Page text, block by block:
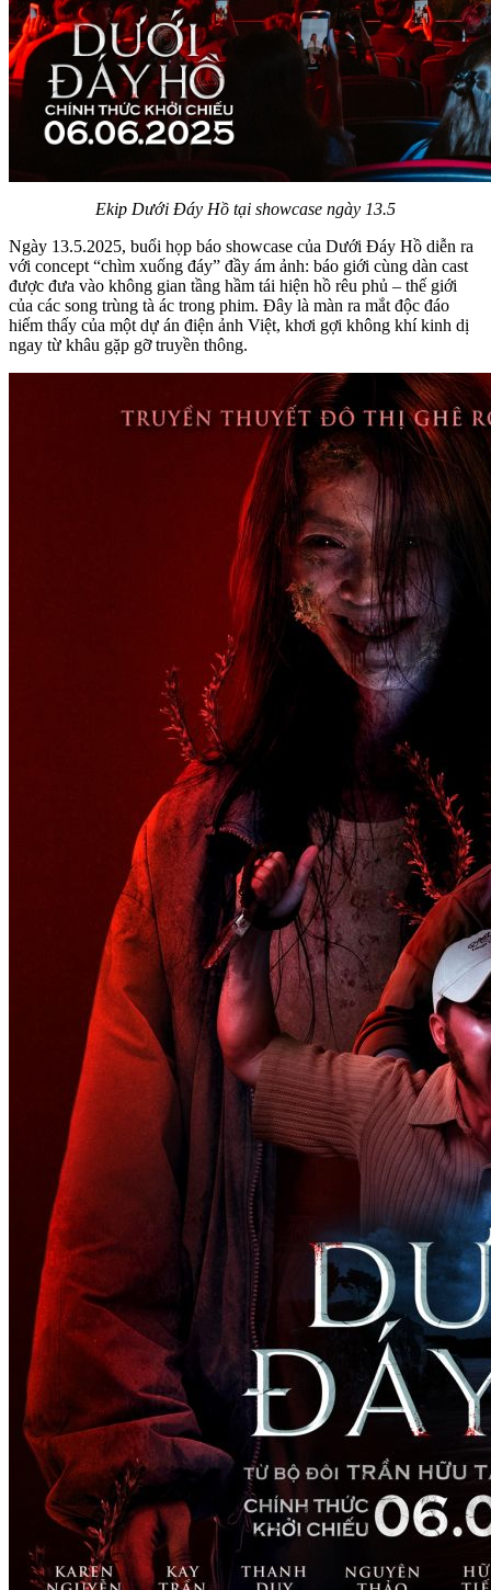
Ekip Dưới Đáy Hồ tại showcase ngày 13.5
Ngày 13.5.2025, buổi họp báo showcase của Dưới Đáy Hồ diễn ra
với concept “chìm xuống đáy” đầy ám ảnh: báo giới cùng dàn cast
được đưa vào không gian tầng hầm tái hiện hồ rêu phủ – thế giới
của các song trùng tà ác trong phim. Đây là màn ra mắt độc đáo
hiếm thấy của một dự án điện ảnh Việt, khơi gợi không khí kinh dị
ngay từ khâu gặp gỡ truyền thông.